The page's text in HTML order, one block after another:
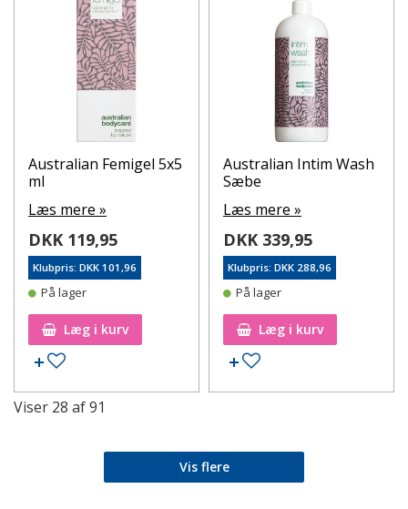
Australian Femigel 5x5
ml
Læs mere »
DKK 119,95
Klubpris: DKK 101,96
På lager
Læg i kurv
Tilføj til ønskeseddel
Australian Intim Wash
Sæbe
Læs mere »
DKK 339,95
Klubpris: DKK 288,96
På lager
Læg i kurv
Tilføj til ønskeseddel
Viser 28 af91
Vis flere